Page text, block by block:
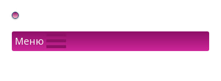
Gif Открытки в подарок
Меню